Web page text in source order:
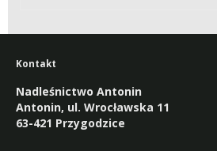
Kontakt
Nadleśnictwo Antonin
Antonin, ul. Wrocławska 11
63-421 Przygodzice